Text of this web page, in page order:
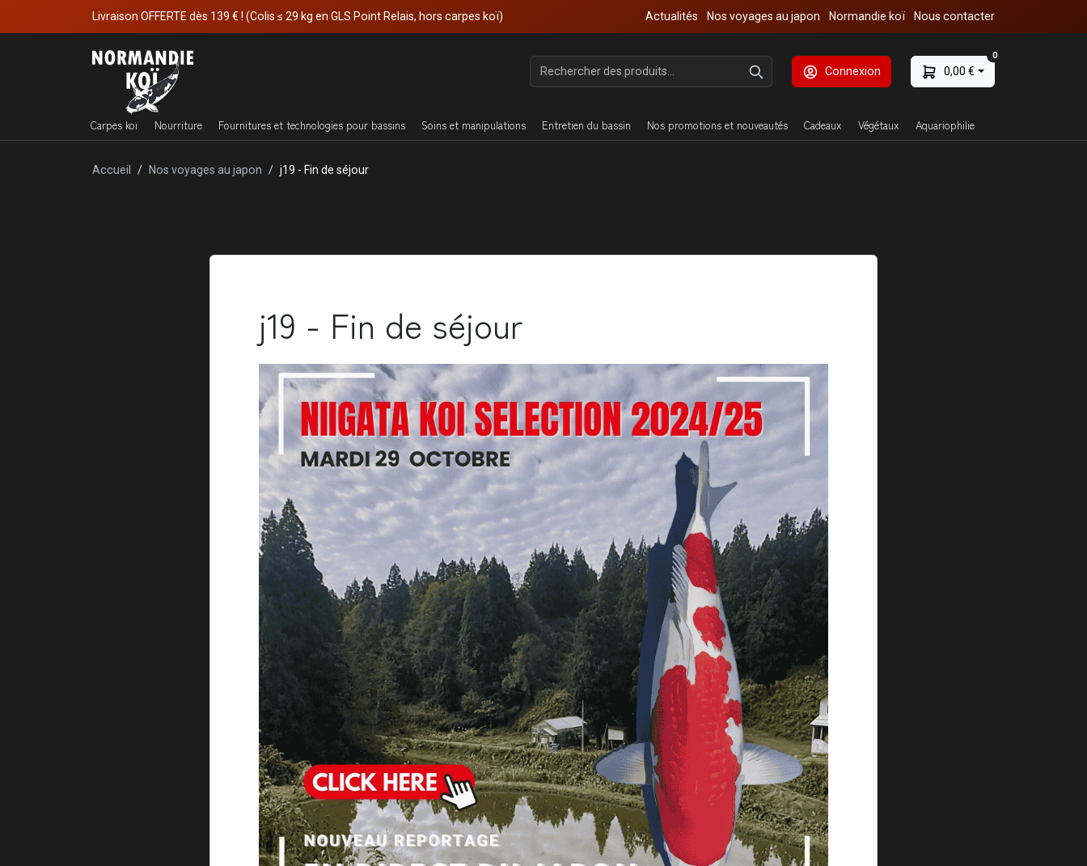
Livraison OFFERTE dès 139 € ! (Colis ≤ 29 kg en GLS Point Relais, hors carpes koï) Actualités Nos voyages au japon Normandie koï Nous contacter
Connexion 0,00 €
0
Carpes koï Nourriture Fournitures et technologies pour bassins Soins et manipulations Entretien du bassin Nos promotions et nouveautés Cadeaux Végétaux Aquariophilie
Accueil Nos voyages au japon j19 - Fin de séjour
j19 - Fin de séjour